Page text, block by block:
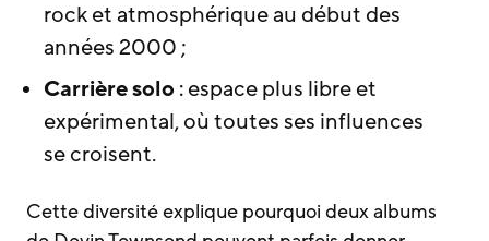
rock et atmosphérique au début des
années 2000 ;
Carrière solo : espace plus libre et
expérimental, où toutes ses influences
se croisent.
Cette diversité explique pourquoi deux albums